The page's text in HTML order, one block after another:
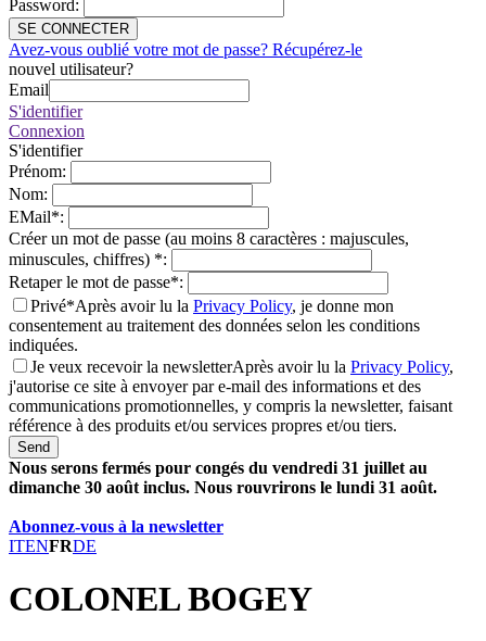
Password:
SE CONNECTER
Avez-vous oublié votre mot de passe? Récupérez-le
nouvel utilisateur?
Email
S'identifier
Connexion
S'identifier
Prénom:
Nom:
EMail*:
Créer un mot de passe (au moins 8 caractères : majuscules,
minuscules, chiffres) *:
Retaper le mot de passe*:
Privé*Après avoir lu la Privacy Policy, je donne mon
consentement au traitement des données selon les conditions
indiquées.
Je veux recevoir la newsletterAprès avoir lu la Privacy Policy,
j'autorise ce site à envoyer par e-mail des informations et des
communications promotionnelles, y compris la newsletter, faisant
référence à des produits et/ou services propres et/ou tiers.
Send
Nous serons fermés pour congés du vendredi 31 juillet au
dimanche 30 août inclus. Nous rouvrirons le lundi 31 août.
Abonnez-vous à la newsletter
ITENFRDE
COLONEL BOGEY